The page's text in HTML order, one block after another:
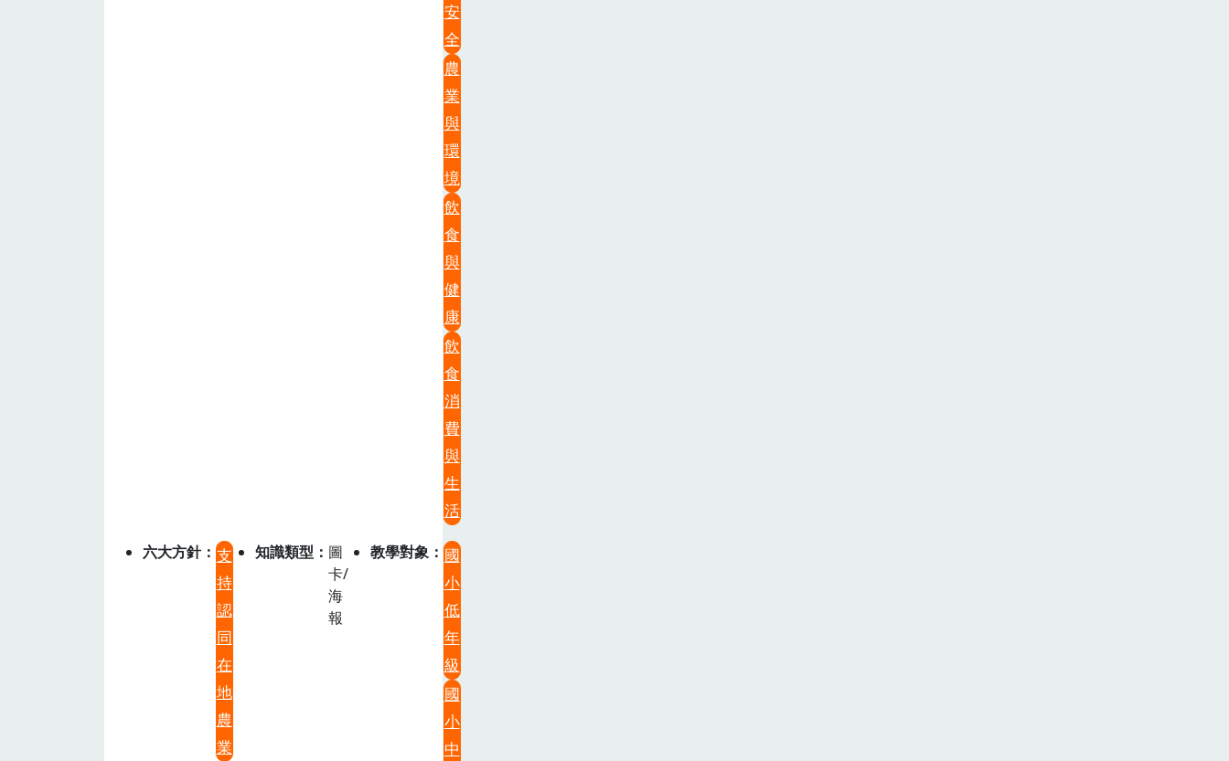
安
全
農
業
與
環
境
飲
食
與
健
康
飲
食
消
費
與
生
活
六大方針
支
持
認
同
在
地
農
業
知識類型
圖
卡/
海
報
教學對象
國
小
低
年
級
國
小
中